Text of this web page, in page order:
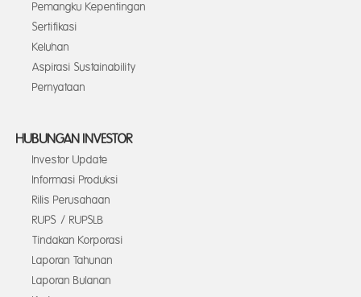
Pemangku Kepentingan
Sertifikasi
Keluhan
Aspirasi Sustainability
Pernyataan
HUBUNGAN INVESTOR
Investor Update
Informasi Produksi
Rilis Perusahaan
RUPS / RUPSLB
Tindakan Korporasi
Laporan Tahunan
Laporan Bulanan